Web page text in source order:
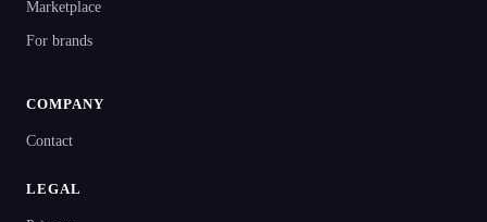
Marketplace
For brands
COMPANY
Contact
LEGAL